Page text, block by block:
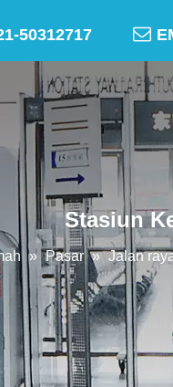
21-50312717 
Stasiun
» Pasar » Jalan